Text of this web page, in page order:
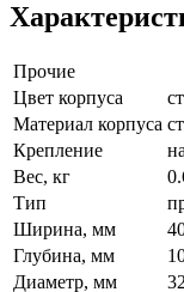
Прочие
Цвет корпуса
Материал корпуса
Крепление
Вес, кг
Тип
Ширина, мм
Глубина, мм
Диаметр, мм
32